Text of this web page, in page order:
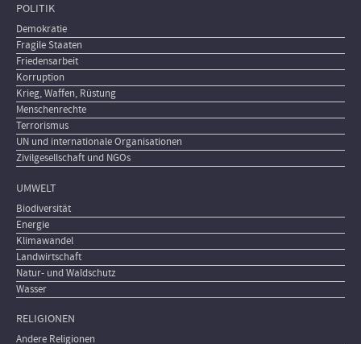
POLITIK
Demokratie
Fragile Staaten
Friedensarbeit
Korruption
Krieg, Waffen, Rüstung
Menschenrechte
Terrorismus
UN und internationale Organisationen
Zivilgesellschaft und NGOs
UMWELT
Biodiversität
Energie
Klimawandel
Landwirtschaft
Natur- und Waldschutz
Wasser
RELIGIONEN
Andere Religionen